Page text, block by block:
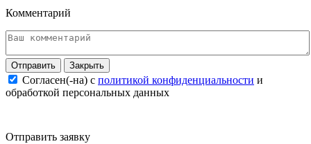
Комментарий
Закрыть
Согласен(-на) c политикой конфиденциальности и
обработкой персональных данных
Отправить заявку